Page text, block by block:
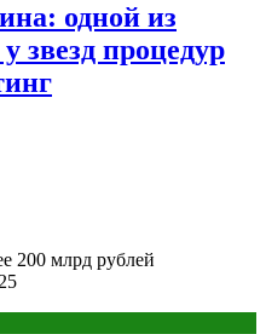
одной из
звезд процедур
200 млрд рублей